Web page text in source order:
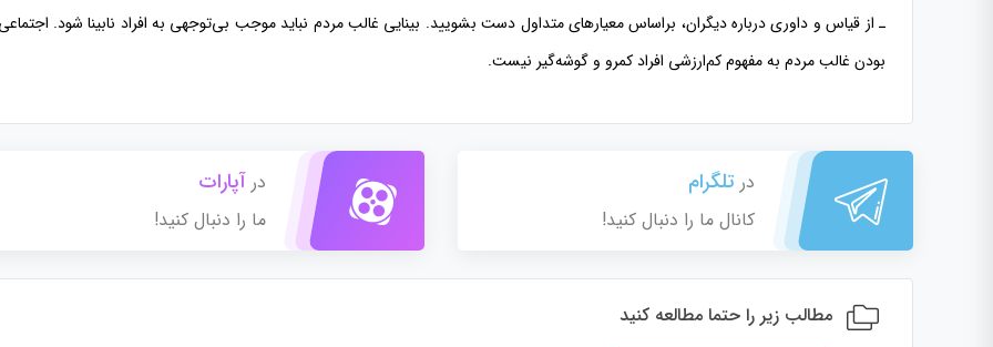
ـ از قیاس و داوری درباره دیگران، براساس معیارهای متداول دست بشویید. بینایی غالب مردم نباید موجب بی‌توجهی به افراد نابینا شود. اجتماعی
بودن غالب مردم به مفهوم كم‌ارزشی افراد كمرو و گوشه‌گیر نیست.
در تلگرام
کانال ما را دنبال کنید!
در آپارات
ما را دنبال کنید!
مطالب زیر را حتما مطالعه کنید